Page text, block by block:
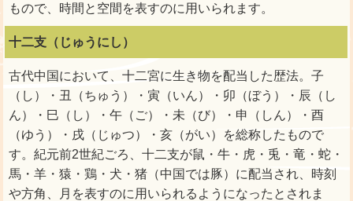
もので、時間と空間を表すのに用いられます。
十二支（じゅうにし）
古代中国において、十二宮に生き物を配当した歴法。子
（し）・丑（ちゅう）・寅（いん）・卯（ぼう）・辰（し
ん）・巳（し）・午（ご）・未（び）・申（しん）・酉
（ゆう）・戌（じゅつ）・亥（がい）を総称したもので
す。紀元前2世紀ごろ、十二支が鼠・牛・虎・兎・竜・蛇・
馬・羊・猿・鶏・犬・猪（中国では豚）に配当され、時刻
や方角、月を表すのに用いられるようになったとされま